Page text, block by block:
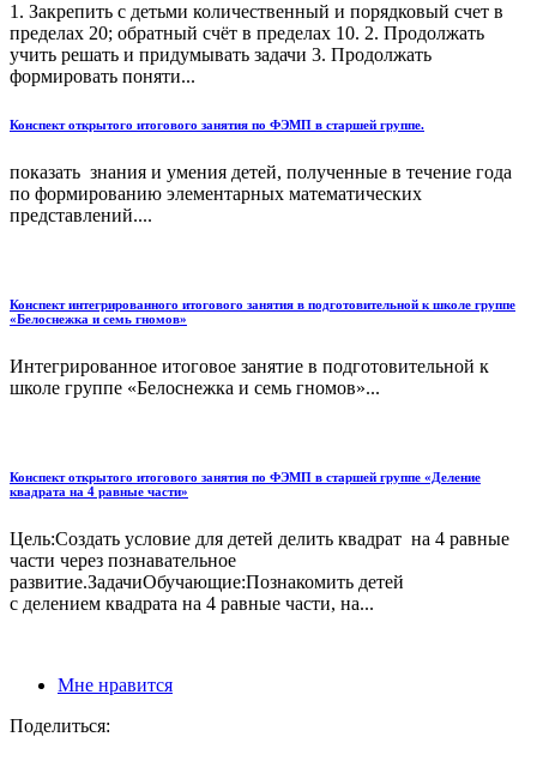
1. Закрепить с детьми количественный и порядковый счет в
пределах 20; обратный счёт в пределах 10. 2. Продолжать
учить решать и придумывать задачи 3. Продолжать
формировать поняти...
Конспект открытого итогового занятия по ФЭМП в старшей группе.
показать знания и умения детей, полученные в течение года
по формированию элементарных математических
представлений....
Конспект интегрированного итогового занятия в подготовительной к школе группе
«Белоснежка и семь гномов»
Интегрированное итоговое занятие в подготовительной к
школе группе «Белоснежка и семь гномов»...
Конспект открытого итогового занятия по ФЭМП в старшей группе «Деление
квадрата на 4 равные части»
Цель:Создать условие для детей делить квадрат на 4 равные
части через познавательное
развитие.ЗадачиОбучающие:Познакомить детей
с делением квадрата на 4 равные части, на...
Мне нравится
Поделиться: